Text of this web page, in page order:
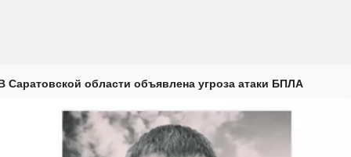
Саратовской области объявлена угроза атаки БПЛА